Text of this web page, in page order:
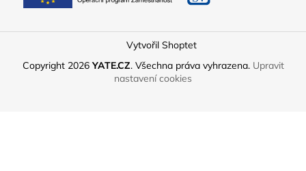
Vytvořil Shoptet
Copyright 2026YATE.CZ. Všechna práva vyhrazena. Upravit
nastavení cookies